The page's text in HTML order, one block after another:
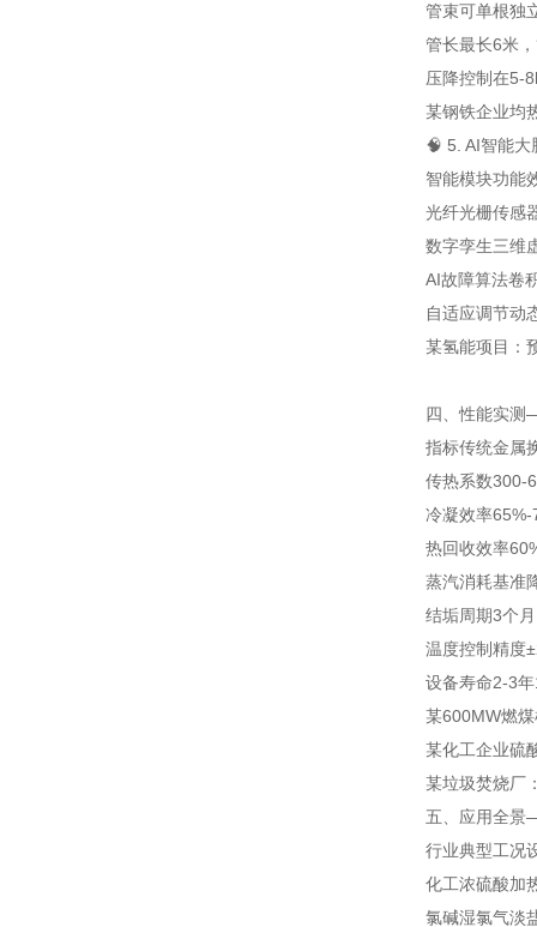
管束可单根独
管长最长6米
压降控制在5-
某钢铁企业均
🧠 5. AI智能
智能模块功能
光纤光栅传感
数字孪生三维
AI故障算法卷
自适应调节动
某氢能项目：
四、性能实
指标传统金属
传热系数300-
冷凝效率65%-
热回收效率
蒸汽消耗基准
结垢周期3个月
温度控制精度
设备寿命2-3年
某600MW燃
某化工企业硫
某垃圾焚烧厂
五、应用全景
行业典型工况
化工浓硫酸加
氯碱湿氯气淡